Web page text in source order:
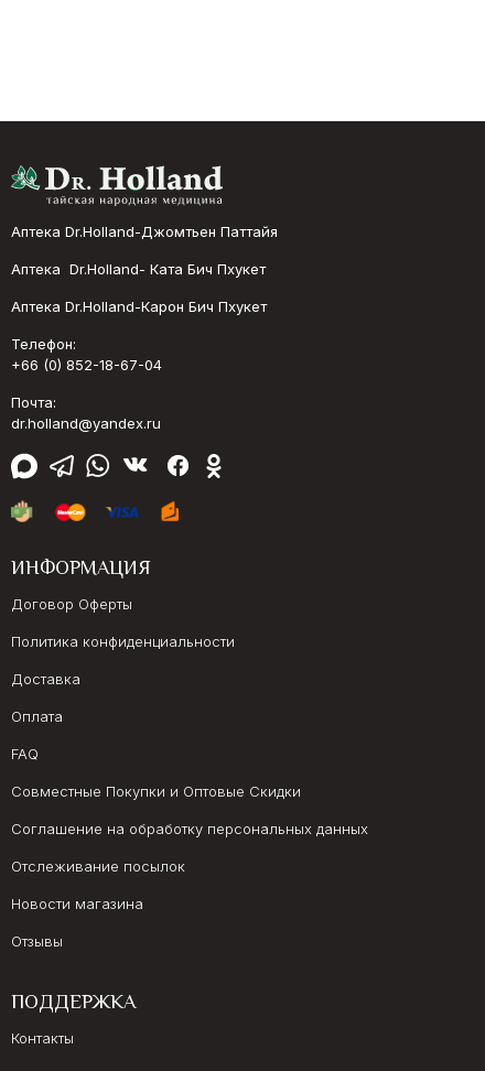
Аптека Dr.Holland-Джомтьен Паттайя
Аптека Dr.Holland- Ката Бич Пхукет
Аптека Dr.Holland-Карон Бич Пхукет
Телефон:
+66 (0) 852-18-67-04
Почта:
dr.holland@yandex.ru
ИНФОРМАЦИЯ
Договор Оферты
Политика конфиденциальности
Доставка
Оплата
FAQ
Совместные Покупки и Оптовые Скидки
Соглашение на обработку персональных данных
Отслеживание посылок
Новости магазина
Отзывы
ПОДДЕРЖКА
Контакты